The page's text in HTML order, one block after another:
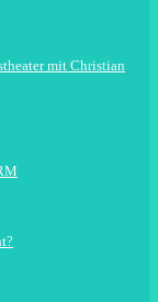
mit Christian